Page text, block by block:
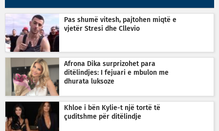
Pas shumë vitesh, pajtohen miqtë e
vjetër Stresi dhe Cllevio
Afrona Dika surprizohet para
ditëlindjes: I fejuari e mbulon me
dhurata luksoze
Khloe i bën Kylie-t një tortë të
çuditshme për ditëlindje